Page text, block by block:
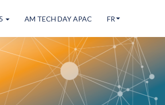
AM TECH DAY APAC FR